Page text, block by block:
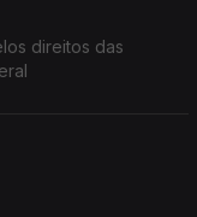
direitos das